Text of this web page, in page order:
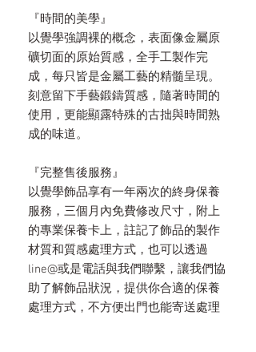
『時間的美學』
以覺學強調裸的概念，表面像金屬原
礦切面的原始質感，全手工製作完
成，每只皆是金屬工藝的精髓呈現。
刻意留下手藝鍛鑄質感，隨著時間的
使用，更能顯露特殊的古拙與時間熟
成的味道。
『完整售後服務』
以覺學飾品享有一年兩次的終身保養
服務，三個月內免費修改尺寸，附上
的專業保養卡上，註記了飾品的製作
材質和質感處理方式，也可以透過
line@或是電話與我們聯繫，讓我們協
助了解飾品狀況，提供你合適的保養
處理方式，不方便出門也能寄送處理